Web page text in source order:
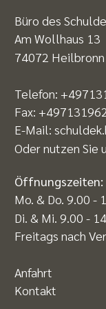
Büro des
Am Wollhaus 13
74072 Heilbronn
Telefon:
Fax:
E-Mail:
Oder nutzen Sie
Öffnungszeiten:
Mo. & Do. 9.00 -
Di. & Mi. 9.00 -
Freitags nach
Anfahrt
Kontakt